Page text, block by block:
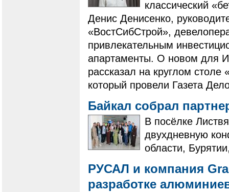
классический
Денис Денисенко,
«ВостСибСтрой»,
привлекательным
апартаменты. О новом для
рассказал на круглом столе
который провели Газета
Байкал собрал
В посёлке
двухдневную
области,
РУСАЛ и компания
разработке